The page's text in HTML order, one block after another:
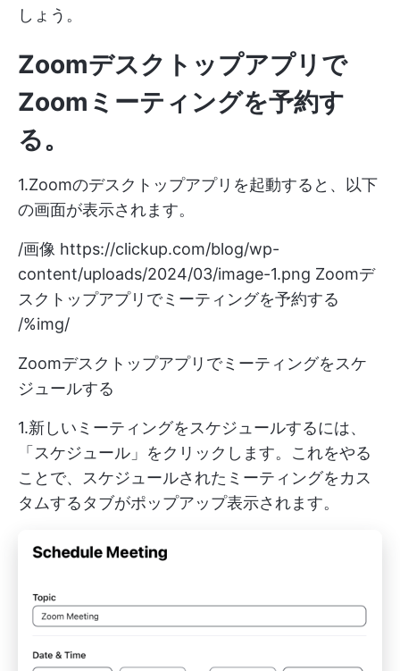
しょう。
Zoomデスクトップアプリで
Zoomミーティングを予約す
る。
1.Zoomのデスクトップアプリを起動すると、以下
の画面が表示されます。
/画像 https://clickup.com/blog/wp-
content/uploads/2024/03/image-1.png Zoomデ
スクトップアプリでミーティングを予約する
/%img/
Zoomデスクトップアプリでミーティングをスケ
ジュールする
1.新しいミーティングをスケジュールするには、
「スケジュール」をクリックします。これをやる
ことで、スケジュールされたミーティングをカス
タムするタブがポップアップ表示されます。